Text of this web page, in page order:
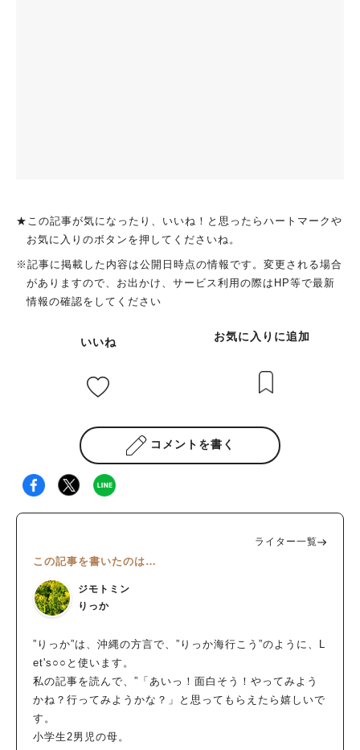
★この記事が気になったり、いいね！と思ったらハートマークや
お気に入りのボタンを押してくださいね。
※記事に掲載した内容は公開日時点の情報です。変更される場合
がありますので、お出かけ、サービス利用の際はHP等で最新
情報の確認をしてください
いいね お気に入りに追加
コメントを書く
ライター一覧
この記事を書いたのは…
ジモトミン
りっか
”りっか”は、沖縄の方言で、”りっか海行こう”のように、L
et's○○と使います。
私の記事を読んで、”「あいっ！面白そう！やってみよう
かね？行ってみようかな？」と思ってもらえたら嬉しいで
す。
小学生2男児の母。